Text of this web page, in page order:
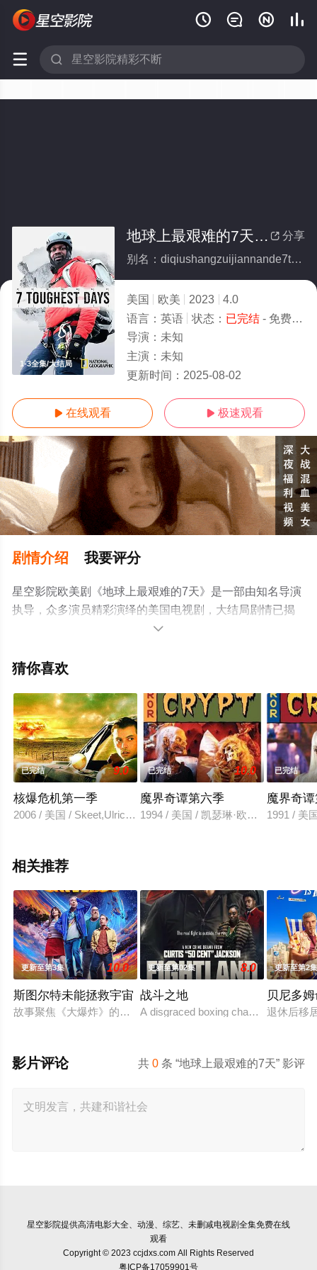
   
 
1-3全集/大结局
 分享
地球上最艰难的7天(全集)
别名：diqiushangzuijiannande7tian
美国 欧美 2023
4.0
语言： 英语 状态： 已完结- 免费在线观看
导演： 未知
主演： 未知
更新时间： 2025-08-02
 在线观看  极速观看
剧情介绍 我要评分
星空影院欧美剧《地球上最艰难的7天》是一部由知名导演
执导，众多演员精彩演绎的美国电视剧，大结局剧情已揭
晓（1-3全集），手机免费观看高清无删减完整版电视剧全
剧、电视猫或剧情网等平台了解。

猜你喜欢
已完结 9.0
核爆危机第一季
2006 / 美国 / Skeet,Ulrich,Ashley,Scott,Sprague,Grayden
已完结 10.0
魔界奇谭第六季
1994 / 美国 / 凯瑟琳·欧哈拉,彼特·麦
已完结
魔界奇
1991 / 美
相关推荐
更新至第3集 10.0
斯图尔特未能拯救宇宙
故事聚焦《大爆炸》的漫画书老板斯图尔特·布鲁姆，他弄坏了
更新至第02集 8.0
战斗之地
A disgraced boxing champion is
更新至第2
贝尼多
退休后移
共0 条 “地球上最艰难的7天” 影评
影片评论
星空影院提供高清电影大全、动漫、综艺、未删减电视剧全集免费在线
观看
Copyright © 2023 ccjdxs.com All Rights Reserved
粤ICP备17059901号